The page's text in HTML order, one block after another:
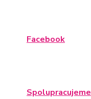
Facebook
Spolupracujeme